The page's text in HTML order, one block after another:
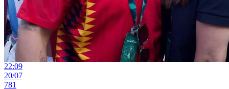
22:09
20/07
781